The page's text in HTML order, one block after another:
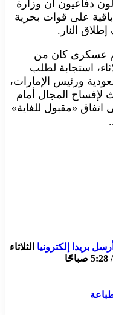
دفاعيون أن وزارة
على قوات بحرية
النار.
عسكرى كان من
استجابة لطلب
ورئيس الإمارات،
التريث لإفساح المجال أمام
«مقبول للغاية»
أرسل بريدا إلكترونيا الثلاثاء